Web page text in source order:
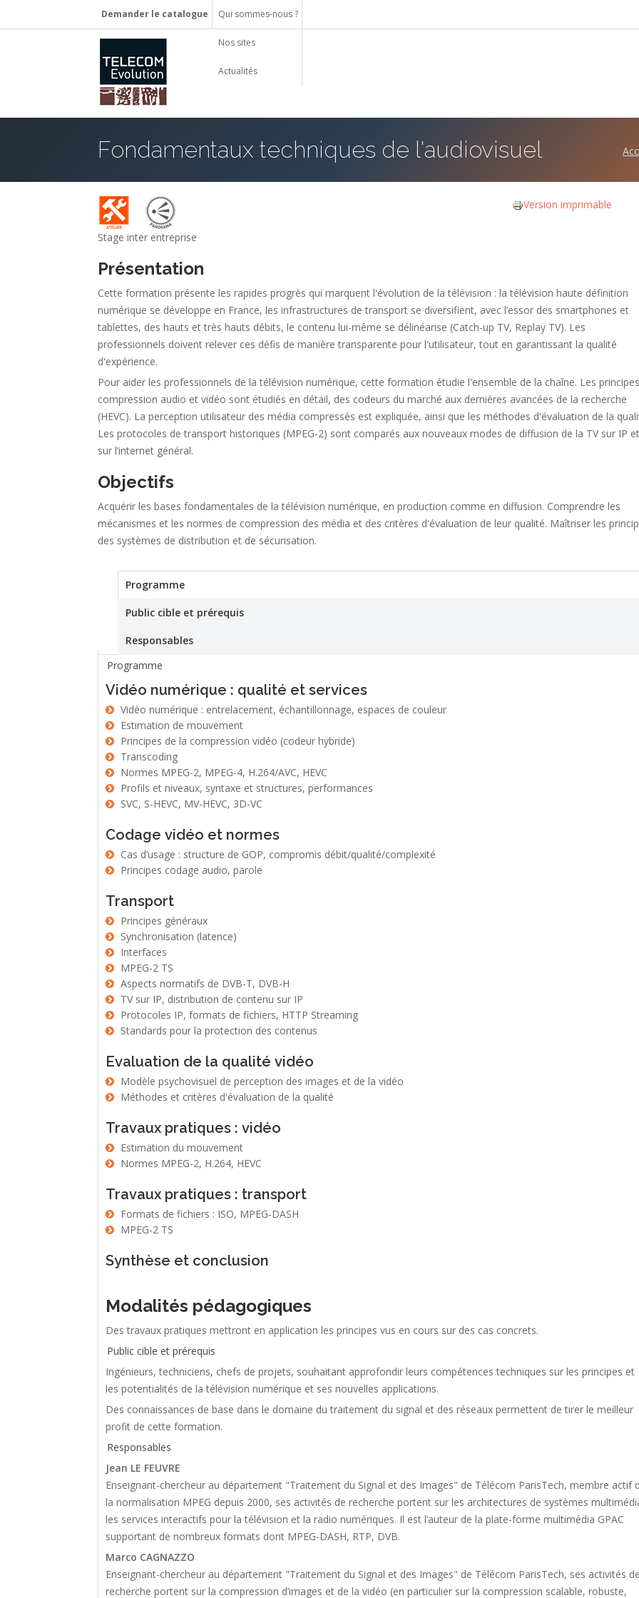
Demander le catalogue Qui sommes-nous ?
Nos sites
Actualités
Fondamentaux techniques de l'audiovisuel
Version imprimable
Stage inter entreprise
Présentation
Cette formation présente les rapides progrès qui marquent l'évolution de la télévision : la télévision haute définition
numérique se développe en France, les infrastructures de transport se diversifient, avec l’essor des smartphones et
tablettes, des hauts et très hauts débits, le contenu lui-même se délinéarise (Catch-up TV, Replay TV). Les
professionnels doivent relever ces défis de manière transparente pour l'utilisateur, tout en garantissant la qualité
d'expérience.
Pour aider les professionnels de la télévision numérique, cette formation étudie l'ensemble de la chaîne. Les
compression audio et vidéo sont étudiés en détail, des codeurs du marché aux dernières avancées de la recherche
(HEVC). La perception utilisateur des média compressés est expliquée, ainsi que les méthodes d'évaluation de la
Les protocoles de transport historiques (MPEG-2) sont comparés aux nouveaux modes de diffusion de la TV sur IP et
sur l’internet général.
Objectifs
Acquérir les bases fondamentales de la télévision numérique, en production comme en diffusion. Comprendre les
mécanismes et les normes de compression des média et des critères d'évaluation de leur qualité. Maîtriser les
des systèmes de distribution et de sécurisation.
StageProgramme
Public cible et prérequis
Responsables
Programme
Vidéo numérique : qualité et services
Vidéo numérique : entrelacement, échantillonnage, espaces de couleur
Estimation de mouvement
Principes de la compression vidéo (codeur hybride)
Transcoding
Normes MPEG-2, MPEG-4, H.264/AVC, HEVC
Profils et niveaux, syntaxe et structures, performances
SVC, S-HEVC, MV-HEVC, 3D-VC
Codage vidéo et normes
Cas d’usage : structure de GOP, compromis débit/qualité/complexité
Principes codage audio, parole
Transport
Principes généraux
Synchronisation (latence)
Interfaces
MPEG-2 TS
Aspects normatifs de DVB-T, DVB-H
TV sur IP, distribution de contenu sur IP
Protocoles IP, formats de fichiers, HTTP Streaming
Standards pour la protection des contenus
Evaluation de la qualité vidéo
Modèle psychovisuel de perception des images et de la vidéo
Méthodes et critères d'évaluation de la qualité
Travaux pratiques : vidéo
Estimation du mouvement
Normes MPEG-2, H.264, HEVC
Travaux pratiques : transport
Formats de fichiers : ISO, MPEG-DASH
MPEG-2 TS
Synthèse et conclusion
Modalités pédagogiques
Des travaux pratiques mettront en application les principes vus en cours sur des cas concrets.
Public cible et prérequis
Ingénieurs, techniciens, chefs de projets, souhaitant approfondir leurs compétences techniques sur les principes et
les potentialités de la télévision numérique et ses nouvelles applications.
Des connaissances de base dans le domaine du traitement du signal et des réseaux permettent de tirer le meilleur
profit de cette formation.
Responsables
Jean LE FEUVRE
Enseignant-chercheur au département "Traitement du Signal et des Images" de Télécom ParisTech, membre actif
la normalisation MPEG depuis 2000, ses activités de recherche portent sur les architectures de systèmes
les services interactifs pour la télévision et la radio numériques. Il est l’auteur de la plate-forme multimédia GPAC
supportant de nombreux formats dont MPEG-DASH, RTP, DVB.
Marco CAGNAZZO
Enseignant-chercheur au département "Traitement du Signal et des Images" de Télécom ParisTech, ses activités de
recherche portent sur la compression d’images et de la vidéo (en particulier sur la compression scalable, robuste,